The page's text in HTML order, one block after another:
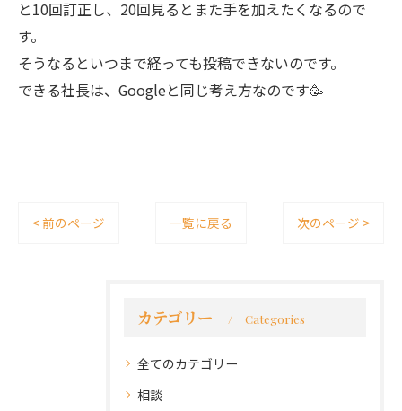
と10回訂正し、20回見るとまた手を加えたくなるので
す。
そうなるといつまで経っても投稿できないのです。
できる社長は、Googleと同じ考え方なのです🥳
< 前のページ 一覧に戻る 次のページ >
カテゴリー Categories
全てのカテゴリー
相談